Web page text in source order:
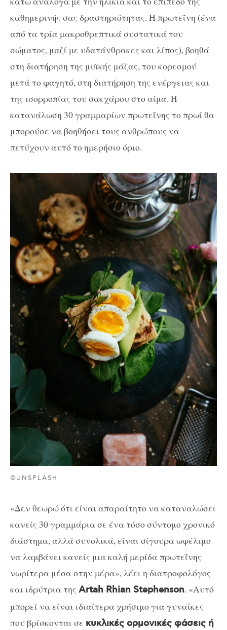
καθημερινής σας δραστηριότητας. Η πρωτεΐνη (ένα
από τα τρία μακροθρεπτικά συστατικά του
σώματος, μαζί με υδατάνθρακες και λίπος), βοηθά
στη διατήρηση της μυϊκής μάζας, του κορεσμού
μετά το φαγητό, στη διατήρηση της ενέργειας και
της ισορροπίας του σακχάρου στο αίμα. Η
κατανάλωση 30 γραμμαρίων πρωτεΐνης το πρωί θα
μπορούσε να βοηθήσει τους ανθρώπους να
πετύχουν αυτό το ημερήσιο όριο.
©UNSPLASH
«Δεν θεωρώ ότι είναι απαραίτητο να καταναλώσει
κανείς 30 γραμμάρια σε ένα τόσο σύντομο χρονικό
διάστημα, αλλά συνολικά, είναι σίγουρα ωφέλιμο
να λαμβάνει κανείς μια καλή μερίδα πρωτεΐνης
νωρίτερα μέσα στην μέρα», λέει η διατροφολόγος
και ιδρύτρια της Artah Rhian Stephenson. «Αυτό
μπορεί να είναι ιδιαίτερα χρήσιμο για γυναίκες
που βρίσκονται σε κυκλικές ορμονικές φάσεις ή